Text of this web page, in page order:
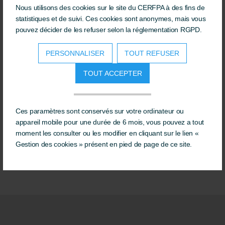
Nous utilisons des cookies sur le site du CERFPA à des fins de
statistiques et de suivi. Ces cookies sont anonymes, mais vous
pouvez décider de les refuser selon la réglementation RGPD.
PERSONNALISER TOUT REFUSER
TOUT ACCEPTER
Ces paramètres sont conservés sur votre ordinateur ou
appareil mobile pour une durée de 6 mois, vous pouvez a tout
moment les consulter ou les modifier en cliquant sur le lien «
Gestion des cookies » présent en pied de page de ce site.